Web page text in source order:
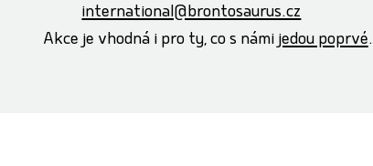
international@brontosaurus.cz
Akce je vhodná i pro ty, co s námijedou poprvé.